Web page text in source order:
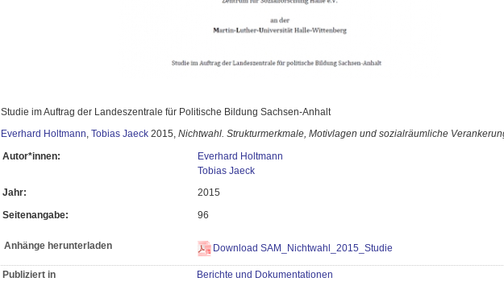
Studie im Auftrag der Landeszentrale für Politische Bildung Sachsen-Anhalt
Everhard Holtmann,Tobias Jaeck 2015,Nichtwahl. Strukturmerkmale, Motivlagen und sozialräumliche
Autor*innen:
Everhard Holtmann
Tobias Jaeck
Jahr:
2015
Seitenangabe:
96
Anhänge herunterladen Download SAM_Nichtwahl_2015_Studie
Publiziert in Berichte und Dokumentationen